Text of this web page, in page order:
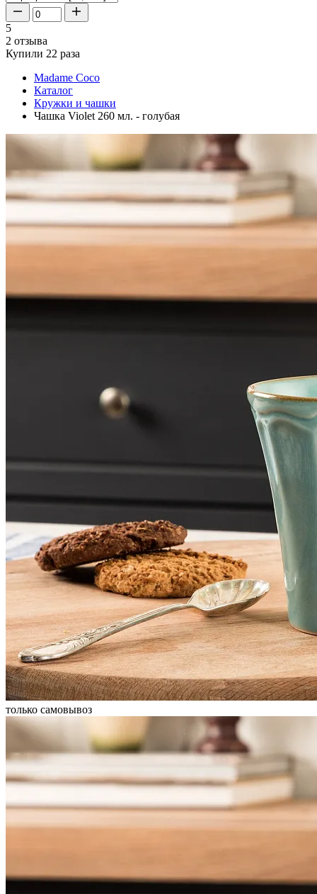
5
2 отзыва
Купили 22 раза
Madame Coco
Каталог
Кружки и чашки
Чашка Violet 260 мл. - голубая
только самовывоз